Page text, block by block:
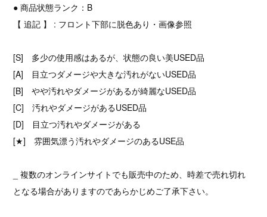
● 商品状態ランク：B
【 追記 】 : フロント下部に脱色あり・画像参照
[S] 多少の使用感はあるが、状態の良い美USED品
[A] 目立つダメージや大きな汚れがないUSED品
[B] やや汚れやダメージがあるが綺麗なUSED品
[C] 汚れやダメージがあるUSED品
[D] 目立つ汚れやダメージがある
[★] 雰囲気漂う汚れやダメージのあるUSE品
_ 複数のオンラインサイトでも販売中のため、時差で売れ切れ
となる場合がありますのであらかじめご了承下さい。